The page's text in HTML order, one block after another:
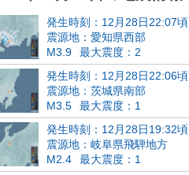
発生時刻：12月28日22:07頃
震源地：愛知県西部
M3.9
最大震度：2
発生時刻：12月28日22:06頃
震源地：茨城県南部
M3.5
最大震度：1
発生時刻：12月28日19:32頃
震源地：岐阜県飛騨地方
M2.4
最大震度：1